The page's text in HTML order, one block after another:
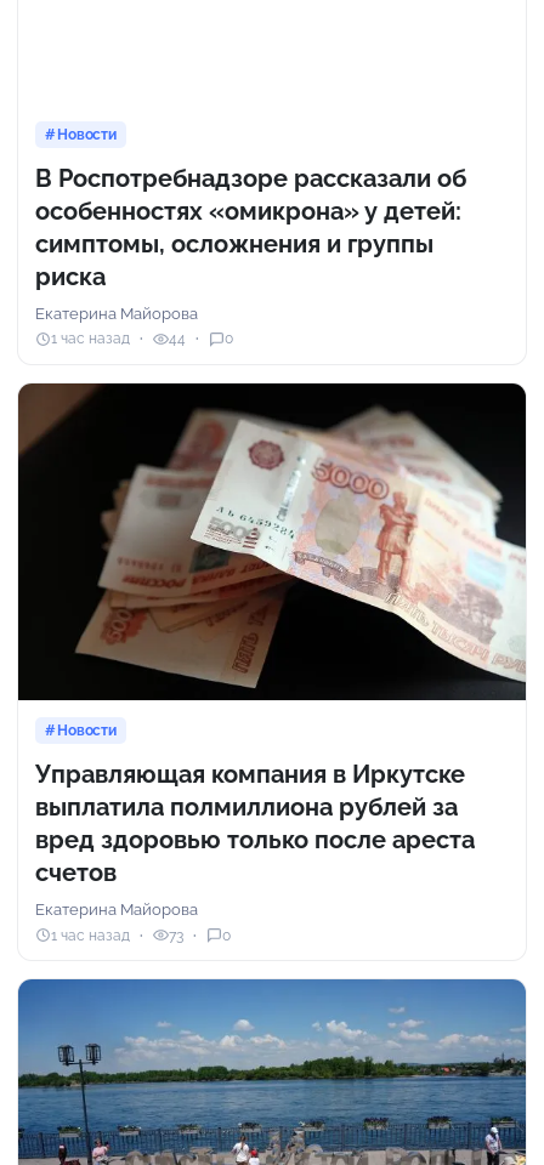
Новости
В Роспотребнадзоре рассказали об
особенностях «омикрона» у детей:
симптомы, осложнения и группы
риска
Екатерина Майорова
1 час назад 44 0
Новости
Управляющая компания в Иркутске
выплатила полмиллиона рублей за
вред здоровью только после ареста
счетов
Екатерина Майорова
1 час назад 73 0